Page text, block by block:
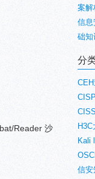
Reader 沙
案解
信息
础知
分
Kali
信安